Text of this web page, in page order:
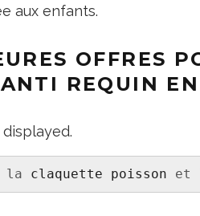
aux enfants.
OFFRES
REQUIN
la claquette poisson et